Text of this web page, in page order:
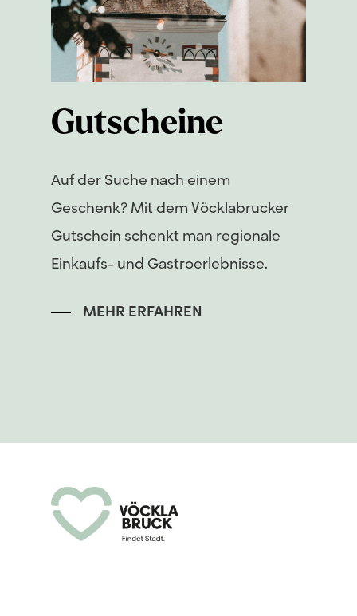
Gutscheine
Auf der Suche nach einem
Geschenk? Mit dem Vöcklabrucker
Gutschein schenkt man regionale
Einkaufs- und Gastroerlebnisse.
MEHR ERFAHREN